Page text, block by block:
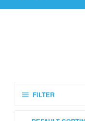
FILTER